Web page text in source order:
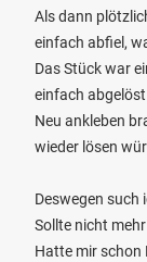
Als dann
einfach abfiel,
Das Stück war
einfach abgelöst
Neu ankleben
wieder lösen
Deswegen such
Sollte nicht
Hatte mir schon